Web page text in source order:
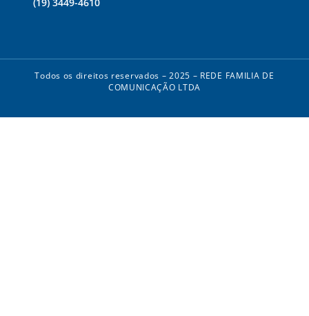
Todos os direitos reservados – 2025 – REDE FAMILIA DE
COMUNICAÇÃO LTDA